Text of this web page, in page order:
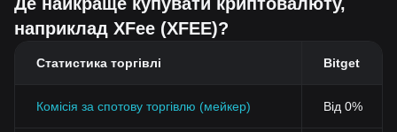
наприклад XFee (XFEE)?
Статистика торгівлі Bitget
Комісія за спотову торгівлю (мейкер) Від 0%